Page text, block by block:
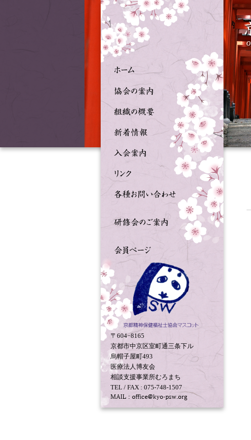
〒604−8165
京都市中京区室町通三条下ル
烏帽子屋町493
医療法人博友会
相談支援事業所むろまち
TEL / FAX : 075-748-1507